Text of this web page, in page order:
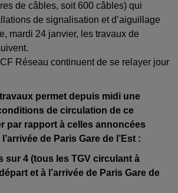
de câbles, soit 600 câbles) qui
de signalisation et d’aiguillage
mardi 24 janvier, les travaux de
Réseau continuent de se relayer jour
travaux permet depuis midi une
de circulation de ce
par rapport à celles annoncées
de Paris Gare de l’Est :
sur 4 (tous les TGV circulant à
et à l’arrivée de Paris Gare de